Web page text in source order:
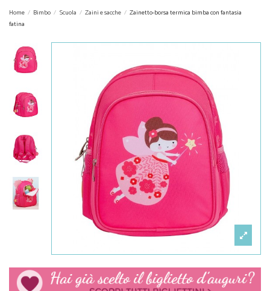
Home Bimbo Scuola Zaini e sacche
Zainetto-borsa termica bimba con fantasia
fatina